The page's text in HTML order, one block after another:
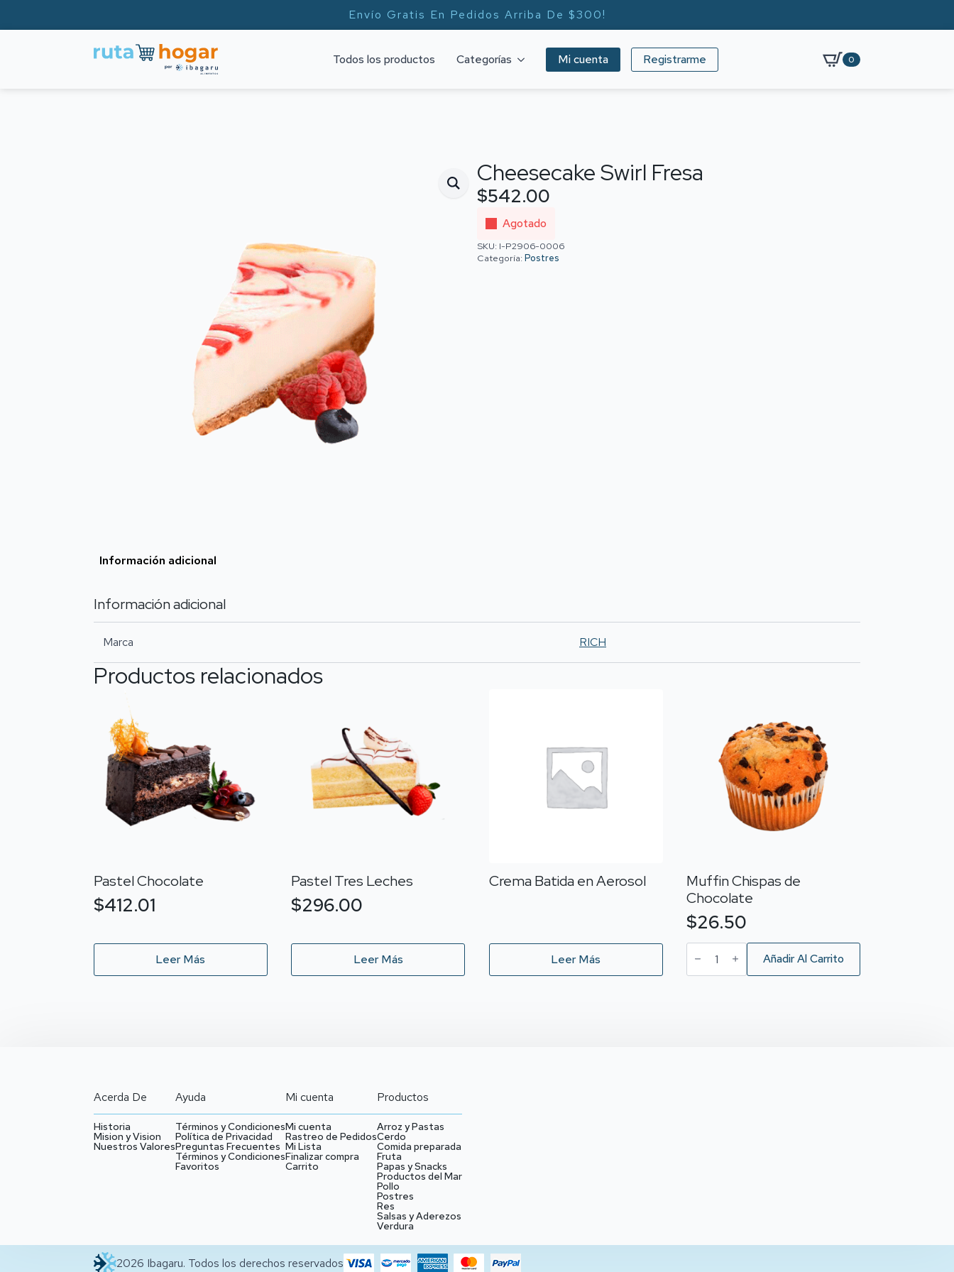
Envío Gratis En Pedidos Arriba De $300!
Todos los productos Categorías Mi cuenta Registrarme 0
Cheesecake Swirl Fresa
$542.00
Agotado
SKU: I-P2906-0006
Categoría: Postres
Información adicional
Información adicional
Marca RICH
Productos relacionados
Pastel Chocolate
$412.01
Leer Más
Pastel Tres Leches
$296.00
Leer Más
Crema Batida en Aerosol
Leer Más
Muffin Chispas de
Chocolate
$26.50
Muffin
Chispas
Chocolate
Añadir Al Carrito
Acerda De
Historia
Mision y Vision
Nuestros Valores
Ayuda
Términos y Condiciones
Política de Privacidad
Preguntas Frecuentes
Términos y Condiciones
Favoritos
Mi cuenta
Mi cuenta
Rastreo de Pedidos
Mi Lista
Finalizar compra
Carrito
Productos
Arroz y Pastas
Cerdo
Comida preparada
Fruta
Papas y Snacks
Productos del Mar
Pollo
Postres
Res
Salsas y Aderezos
Verdura
2026 Ibagaru. Todos los derechos reservados